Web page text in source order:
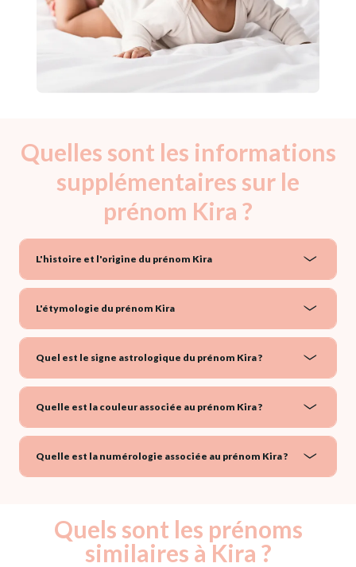
Quelles sont les informations
supplémentaires sur le
prénom Kira ?
L'histoire et l'origine du prénom Kira
L'étymologie du prénom Kira
Quel est le signe astrologique du prénom Kira ?
Quelle est la couleur associée au prénom Kira ?
Quelle est la numérologie associée au prénom Kira ?
Quels sont les prénoms
similaires à Kira ?